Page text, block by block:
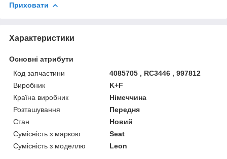
Приховати
Характеристики
Основні атрибути
Код запчастини
4085705 , RC3446 , 997812
Виробник
K+F
Країна виробник
Німеччина
Розташування
Передня
Стан
Новий
Сумісність з маркою
Seat
Сумісність з моделлю
Leon